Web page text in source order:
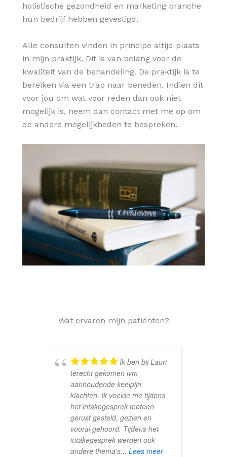
holistische gezondheid en marketing branche
hun bedrijf hebben gevestigd.
Alle consulten vinden in principe altijd plaats
in mijn praktijk. Dit is van belang voor de
kwaliteit van de behandeling. De praktijk is te
bereiken via een trap naar beneden. Indien dit
voor jou om wat voor reden dan ook niet
mogelijk is, neem dan contact met me op om
de andere mogelijkheden te bespreken.
Wat ervaren mijn patiënten?
Ik ben bij Lauri
terecht gekomen ivm
aanhoudende keelpijn
klachten. Ik voelde me tijdens
het intakegesprek meteen
gerust gesteld, gezien en
vooral gehoord. Tijdens het
intakegesprek werden ook
andere thema's... Lees meer